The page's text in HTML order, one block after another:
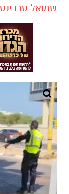
שמואל סרדינס / 17:21